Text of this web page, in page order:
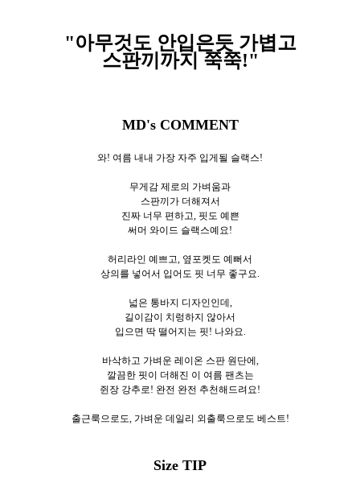
"아무것도 안입은듯 가볍고
스판끼까지 쭉쭉!"
MD's COMMENT
와! 여름 내내 가장 자주 입게될 슬랙스!
무게감 제로의 가벼움과
스판끼가 더해져서
진짜 너무 편하고, 핏도 예쁜
써머 와이드 슬랙스예요!
허리라인 예쁘고, 옆포켓도 예뻐서
상의를 넣어서 입어도 핏 너무 좋구요.
넓은 통바지 디자인인데,
길이감이 치렁하지 않아서
입으면 딱 떨어지는 핏! 나와요.
바삭하고 가벼운 레이온 스판 원단에,
깔끔한 핏이 더해진 이 여름 팬츠는
쥔장 강추로! 완전 완전 추천해드려요!
출근룩으로도, 가벼운 데일리 외출룩으로도 베스트!
Size TIP